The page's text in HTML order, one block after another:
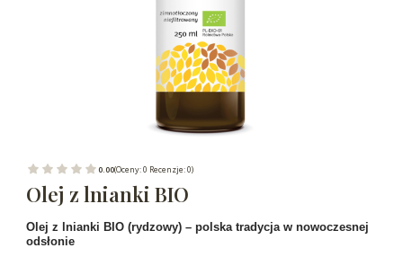
0.00(Oceny: 0 Recenzje: 0)
Olej z lnianki BIO
Olej z lnianki BIO (rydzowy) – polska tradycja w nowoczesnej
odsłonie